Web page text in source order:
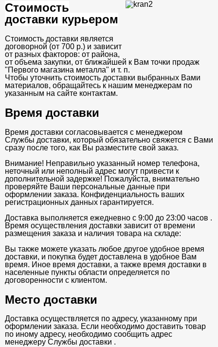
Стоимость
доставки курьером
Стоимость доставки является
договорной (от 700 р.) и зависит
от разных факторов: от района,
от объема закупки, от ближайшей к Вам точки продаж
"Первого магазина металла" и т. п.
Чтобы уточнить стоимость доставки выбранных Вами
материалов, обращайтесь к нашим менеджерам по
указанным на сайте контактам.
Время доставки
Время доставки согласовывается с менеджером
Службы доставки, который обязательно свяжется с Вами
сразу после того, как Вы разместите свой заказ.
Внимание! Неправильно указанный номер телефона,
неточный или неполный адрес могут привести к
дополнительной задержке! Пожалуйста, внимательно
проверяйте Ваши персональные данные при
оформлении заказа. Конфиденциальность ваших
регистрационных данных гарантируется.
Доставка выполняется ежедневно с 9:00 до 23:00 часов .
Время осуществления доставки зависит от времени
размещения заказа и наличия товара на складе:
Вы также можете указать любое другое удобное время
доставки, и покупка будет доставлена в удобное Вам
время. Иное время доставки, а также время доставки в
населенные пункты области определяется по
договоренности с клиентом.
Место доставки
Доставка осуществляется по адресу, указанному при
оформлении заказа. Если необходимо доставить товар
по иному адресу, необходимо сообщить адрес
менеджеру Службы доставки .